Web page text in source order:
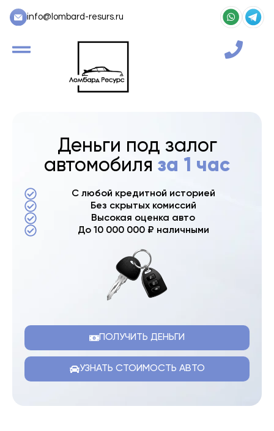
info@lombard-resurs.ru
Деньги под залог
автомобиля за 1 час
С любой кредитной историей
Без скрытых комиссий
Высокая оценка авто
До 10 000 000 ₽ наличными
ПОЛУЧИТЬ ДЕНЬГИ
УЗНАТЬ СТОИМОСТЬ АВТО